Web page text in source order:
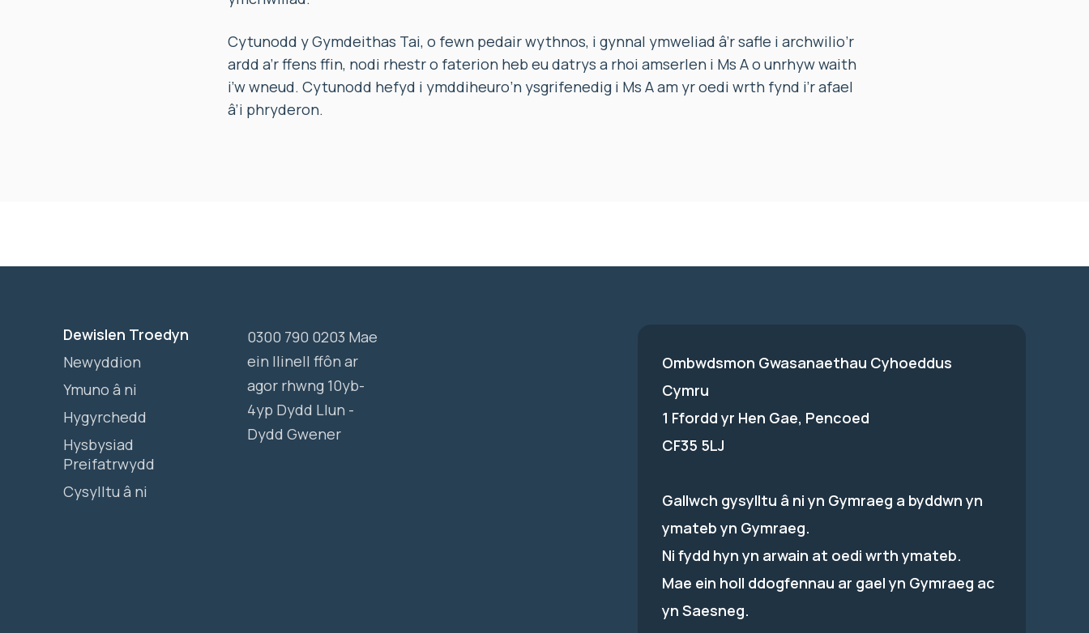
Cytunodd y Gymdeithas Tai, o fewn pedair wythnos, i gynnal ymweliad â’r safle i archwilio’r
ardd a’r ffens ffin, nodi rhestr o faterion heb eu datrys a rhoi amserlen i Ms A o unrhyw waith
i’w wneud. Cytunodd hefyd i ymddiheuro’n ysgrifenedig i Ms A am yr oedi wrth fynd i’r afael
â’i phryderon.
Dewislen Troedyn
Newyddion
Ymuno â ni
Hygyrchedd
Hysbysiad
Preifatrwydd
Cysylltu â ni
0300 790 0203 Mae
ein llinell ffôn ar
agor rhwng 10yb-
4yp Dydd Llun -
Dydd Gwener
Ombwdsmon Gwasanaethau Cyhoeddus
Cymru
1 Ffordd yr Hen Gae, Pencoed
CF35 5LJ
Gallwch gysylltu â ni yn Gymraeg a byddwn yn
ymateb yn Gymraeg.
Ni fydd hyn yn arwain at oedi wrth ymateb.
Mae ein holl ddogfennau ar gael yn Gymraeg ac
yn Saesneg.